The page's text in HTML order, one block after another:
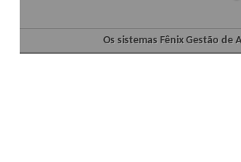
Os sistemas Fênix Gestão